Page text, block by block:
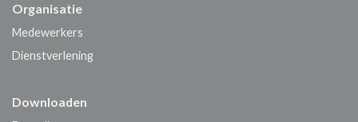
Organisatie
Medewerkers
Dienstverlening
Downloaden